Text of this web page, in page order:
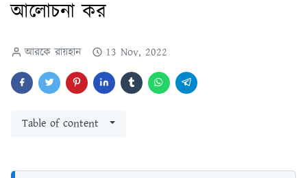
আলোচনা কর
আরকে রায়হান 13 Nov, 2022
Table of content